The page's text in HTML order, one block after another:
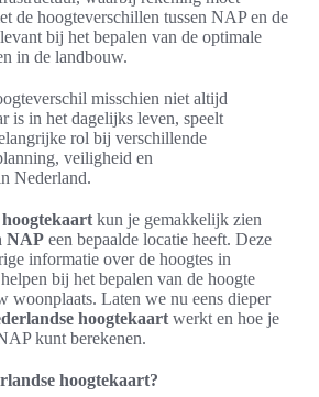
de hoogteverschillen tussen NAP en de
bij het bepalen van de optimale
in de landbouw.
misschien niet altijd
is in het dagelijks leven, speelt
rol bij verschillende
veiligheid en
Nederland.
kun je gemakkelijk zien
NAP een bepaalde locatie heeft. Deze
informatie over de hoogtes in
bij het bepalen van de hoogte
woonplaats. Laten we nu eens dieper
hoogtekaart werkt en hoe je
kunt berekenen.
hoogtekaart?